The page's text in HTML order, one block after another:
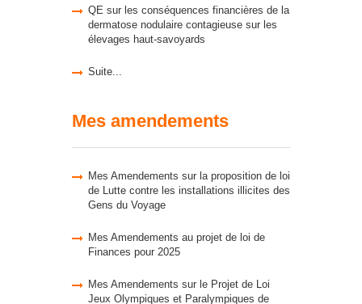
QE sur les conséquences financières de la
dermatose nodulaire contagieuse sur les
élevages haut-savoyards
Suite...
Mes amendements
Mes Amendements sur la proposition de loi
de Lutte contre les installations illicites des
Gens du Voyage
Mes Amendements au projet de loi de
Finances pour 2025
Mes Amendements sur le Projet de Loi
Jeux Olympiques et Paralympiques de